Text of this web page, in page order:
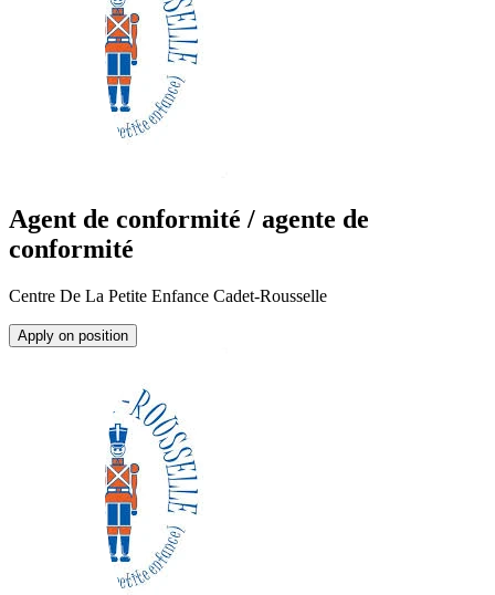
Agent de conformité / agente de
conformité
Centre De La Petite Enfance Cadet-Rousselle
Apply on position